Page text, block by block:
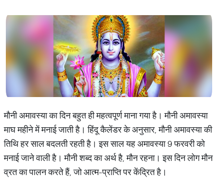
मौनी अमावस्या का दिन बहुत ही महत्वपूर्ण माना गया है। मौनी अमावस्या
माघ महीने में मनाई जाती है। हिंदू कैलेंडर के अनुसार, मौनी अमावस्या की
तिथि हर साल बदलती रहती है। इस साल यह अमावस्या 9 फरवरी को
मनाई जाने वाली है। मौनी शब्द का अर्थ है, मौन रहना। इस दिन लोग मौन
व्रत का पालन करते हैं, जो आत्म-प्राप्ति पर केंद्रित है।